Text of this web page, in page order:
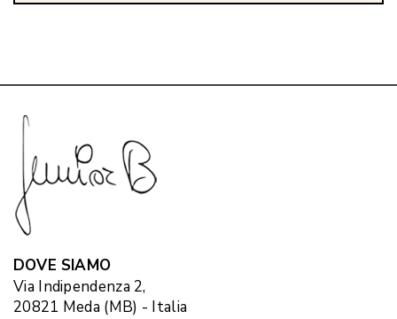
DOVE SIAMO
Via Indipendenza 2,
20821 Meda (MB) - Italia